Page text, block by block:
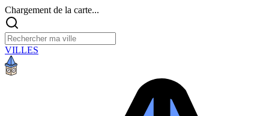
Chargement de la carte...
VILLES